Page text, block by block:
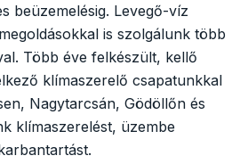
beüzemelésig. Levegő-víz
is szolgálunk több
Több éve felkészült, kellő
klímaszerelő csapatunkkal
Nagytarcsán, Gödöllőn és
klímaszerelést, üzembe